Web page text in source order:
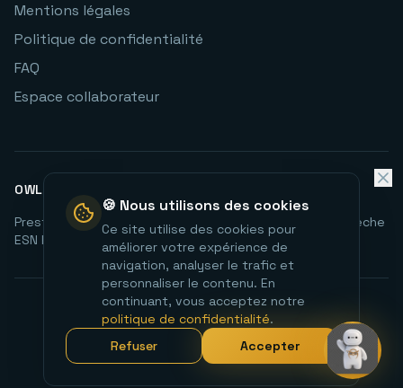
🍪 Nous utilisons des cookies
Ce site utilise des cookies pour
améliorer votre expérience de
navigation, analyser le trafic et
personnaliser le contenu. En
continuant, vous acceptez notre
politique de confidentialité.
Refuser
Accepter
Mentions légales
Politique de confidentialité
FAQ
Espace collaborateur
OWLTECH EN AUVERGNE-RHÔNE-ALPES
Prestataire informatique Peaugres
Infogérance PME Ardèche
ESN Peaugres
Data & Analytics ⭐ Voir nos avis Google
2026Owltech. Tous droits réservés.